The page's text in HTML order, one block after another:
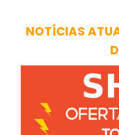
NOTÍCIAS